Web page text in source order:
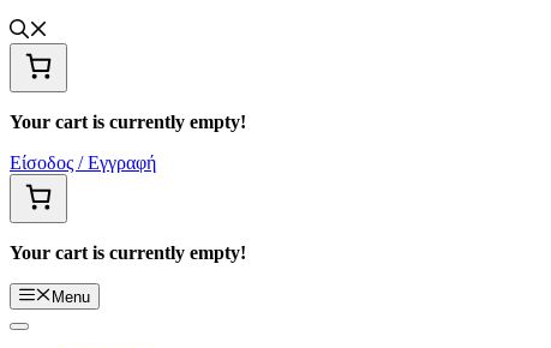
Your cart is currently empty!
Είσοδος / Εγγραφή
Your cart is currently empty!
Menu